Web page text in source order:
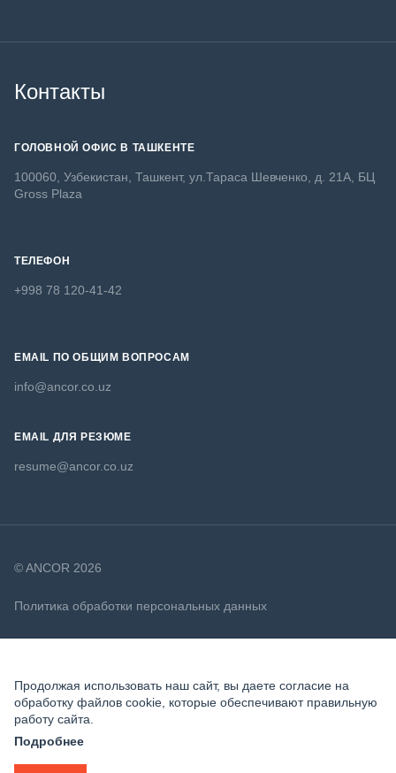
Контакты
ГОЛОВНОЙ ОФИС В ТАШКЕНТЕ
100060, Узбекистан, Ташкент, ул.Тараса Шевченко, д. 21А, БЦ
Gross Plaza
ТЕЛЕФОН
+998 78 120-41-42
EMAIL ПО ОБЩИМ ВОПРОСАМ
info@ancor.co.uz
EMAIL ДЛЯ РЕЗЮМЕ
resume@ancor.co.uz
© ANCOR 2026
Политика обработки персональных данных
Продолжая использовать наш сайт, вы даете согласие на
обработку файлов cookie, которые обеспечивают правильную
работу сайта.
Подробнее